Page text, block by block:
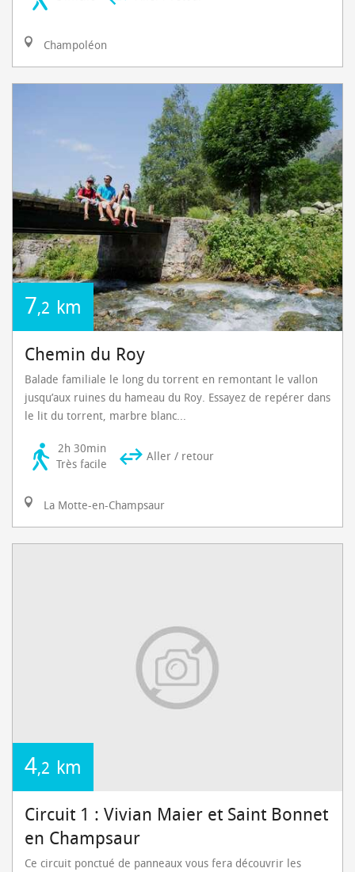
Champoléon
7,2 km
Chemin du Roy
Balade familiale le long du torrent en remontant le vallon
jusqu’aux ruines du hameau du Roy. Essayez de repérer dans
le lit du torrent, marbre blanc...
2h 30min
Très facile
Aller / retour
La Motte-en-Champsaur
4,2 km
Circuit 1 : Vivian Maier et Saint Bonnet
en Champsaur
Ce circuit ponctué de panneaux vous fera découvrir les